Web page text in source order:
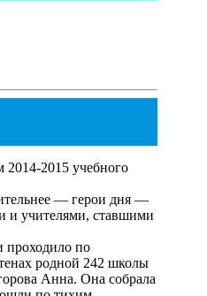
2014-2015 учебного
— герои дня —
и учителями, ставшими
проходило по
родной 242 школы
Анна. Она собрала